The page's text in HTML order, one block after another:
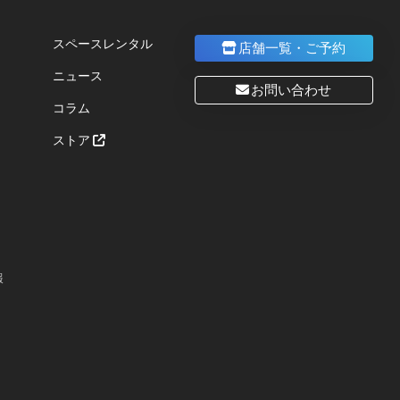
スペースレンタル
ニュース
コラム
ストア
店舗一覧・ご予約
お問い合わせ